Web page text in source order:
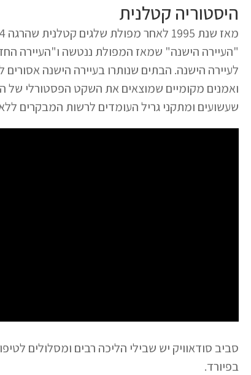
היסטוריה קטלנית
"העיירה הישנה" שמאז המפולת ננטשה ו"העיירה
לעיירה הישנה. הבתים שנותרו בעיירה הישנה
ואמנים מקומיים שמוצאים את השקט הפסטורלי של
שעשועים ומתקני גריל העומדים לרשות המבקרים
סביב סודאוויק יש שבילי הליכה רבים ומסלולים
בפיורד.